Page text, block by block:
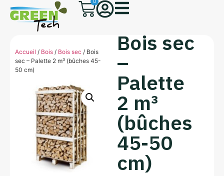
Accueil / Bois / Bois sec / Bois
sec – Palette 2 m³ (bûches 45-
50 cm)
Bois sec
–
Palette
2 m³
(bûches
45-50
cm)